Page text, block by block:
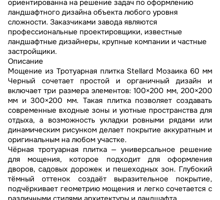
ориентированна на решение задач по оформлению
ландшафтного дизайна объекта любого уровня
сложности. Заказчиками завода являются
профессиональные проектировщики, известные
ландшафтные дизайнеры, крупные компании и частные
застройщики.
Описание
Мощение из Тротуарная плитка Stellard Мозаика 60 мм
Черный сочетает простой и органичный дизайн и
включает три размера элементов: 100×200 мм, 200×200
мм и 300×200 мм. Такая плитка позволяет создавать
современные входные зоны и уютные пространства для
отдыха, а возможность укладки ровными рядами или
динамическим рисунком делает покрытие аккуратным и
оригинальным на любом участке.
Чёрная тротуарная плитка — универсальное решение
для мощения, которое подходит для оформления
дворов, садовых дорожек и пешеходных зон. Глубокий
тёмный оттенок создаёт выразительное покрытие,
подчёркивает геометрию мощения и легко сочетается с